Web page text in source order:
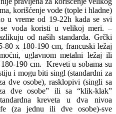
korišćenje vode (tople i hladne)
u vreme od 19-22h kada se svi
voda koristi u velikoj meri. –
od naših standarda. Grčki
80 x 180-190 cm, francuski ležaj
uglavnom metalni ležaj ili
190 cm. Kreveti u sobama su
i mogu biti singl (standardni za
dve osobe), rasklopivi (singli sa
dve osobe” ili sa “klik-klak”
kreveta u dva nivoa
(za jednu ili dve osobe)-sve